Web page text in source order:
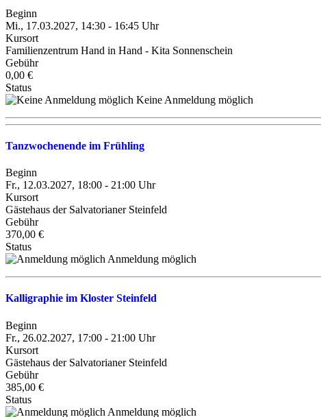
Beginn
Mi., 17.03.2027, 14:30 - 16:45 Uhr
Kursort
Familienzentrum Hand in Hand - Kita Sonnenschein
Gebühr
0,00 €
Status
Keine Anmeldung möglich
Tanzwochenende im Frühling
Beginn
Fr., 12.03.2027, 18:00 - 21:00 Uhr
Kursort
Gästehaus der Salvatorianer Steinfeld
Gebühr
370,00 €
Status
Anmeldung möglich
Kalligraphie im Kloster Steinfeld
Beginn
Fr., 26.02.2027, 17:00 - 21:00 Uhr
Kursort
Gästehaus der Salvatorianer Steinfeld
Gebühr
385,00 €
Status
Anmeldung möglich